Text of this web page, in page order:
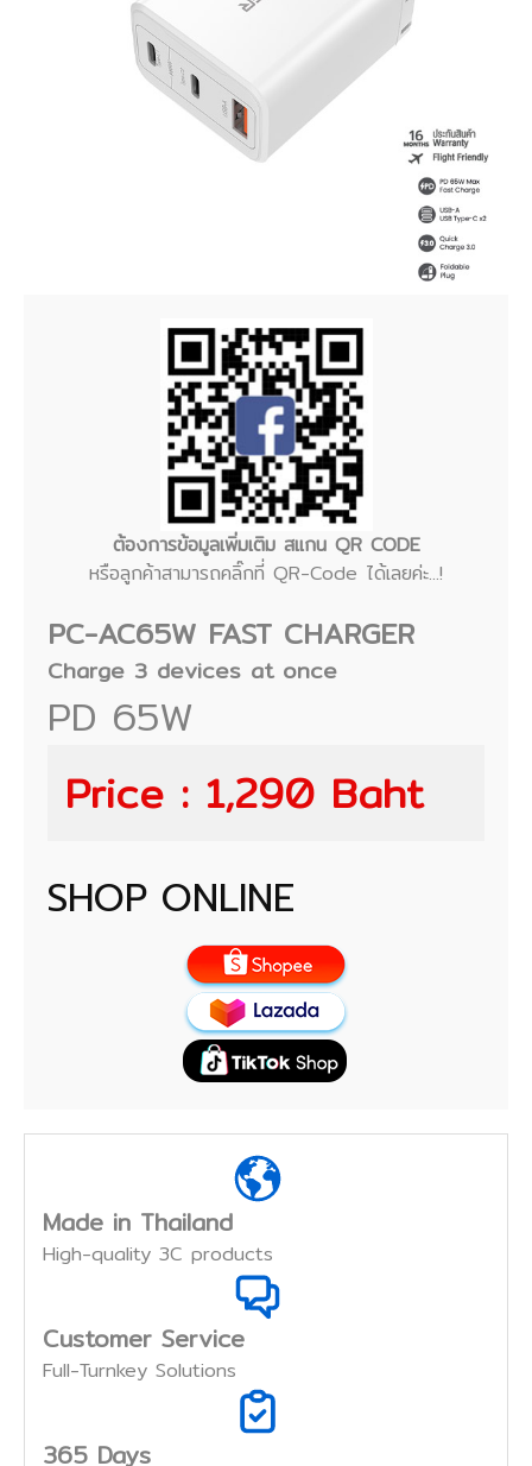
ต้องการข้อมูลเพิ่มเติม สแกน QR CODE
หรือลูกค้าสามารถคลิ๊กที่ QR-Code ได้เลยค่ะ...!
PC-AC65W FAST CHARGER
Charge 3 devices at once
PD 65W
Price : 1,290 Baht
SHOP ONLINE
Made in Thailand
High-quality 3C products
Customer Service
Full-Turnkey Solutions
365 Days